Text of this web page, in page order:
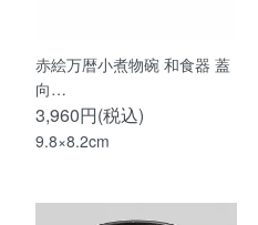
赤絵万暦小煮物碗 和食器 蓋
向…
3,960円(税込)
9.8×8.2cm